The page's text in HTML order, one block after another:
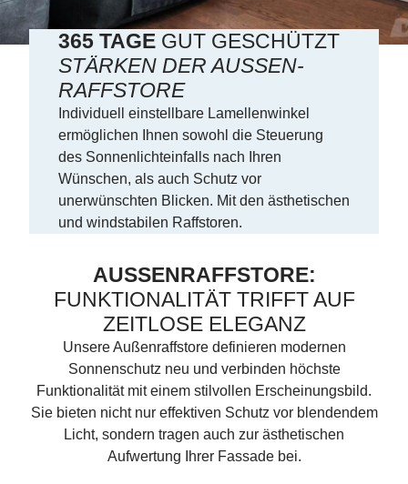
365 TAGE GUT GESCHÜTZT
STÄRKEN DER AUSSEN-R
AFFSTORE
Individuell einstellbare Lamellenwinkel
ermöglichen Ihnen sowohl die Steuerung
des Sonnenlichteinfalls nach Ihren
Wünschen, als auch Schutz vor
unerwünschten Blicken. Mit den ästhetischen
und windstabilen Raffstoren.
AUSSENRAFFSTORE:
FUNKTIONALITÄT TRIFFT AUF
ZEITLOSE ELEGANZ
Unsere Außenraffstore definieren modernen
Sonnenschutz neu und verbinden höchste
Funktionalität mit einem stilvollen Erscheinungsbild.
Sie bieten nicht nur effektiven Schutz vor blendendem
Licht, sondern tragen auch zur ästhetischen
Aufwertung Ihrer Fassade bei.